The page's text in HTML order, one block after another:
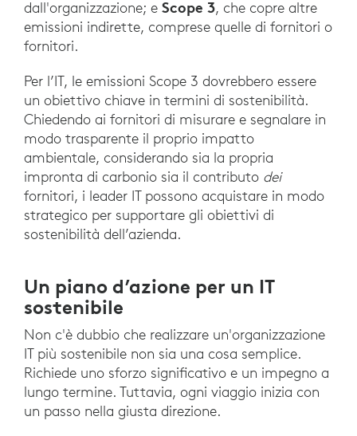
dall'organizzazione; e Scope 3, che copre altre
emissioni indirette, comprese quelle di fornitori o
fornitori.
Per l’IT, le emissioni Scope 3 dovrebbero essere
un obiettivo chiave in termini di sostenibilità.
Chiedendo ai fornitori di misurare e segnalare in
modo trasparente il proprio impatto
ambientale, considerando sia la propria
impronta di carbonio sia il contributo dei
fornitori, i leader IT possono acquistare in modo
strategico per supportare gli obiettivi di
sostenibilità dell’azienda.
Un piano d’azione per un IT
sostenibile
Non c'è dubbio che realizzare un'organizzazione
IT più sostenibile non sia una cosa semplice.
Richiede uno sforzo significativo e un impegno a
lungo termine. Tuttavia, ogni viaggio inizia con
un passo nella giusta direzione.